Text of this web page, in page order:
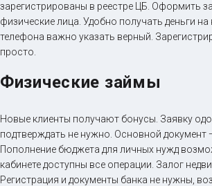
зарегистрированы в реестре ЦБ. Оформить
физические лица. Удобно получать деньги на
телефона важно указать верный.
просто.
Физические займы
Новые клиенты получают бонусы. Заявку
подтверждать не нужно. Основной документ
Пополнение бюджета для личных нужд
кабинете доступны все операции. Залог
Регистрация и документы банка не нужны,